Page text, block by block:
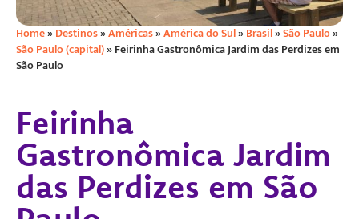
Home»Destinos»Américas»América do Sul»Brasil»São Paulo»
São Paulo (capital)»Feirinha Gastronômica Jardim das Perdizes em
São Paulo
Feirinha
Gastronômica Jardim
das Perdizes em São